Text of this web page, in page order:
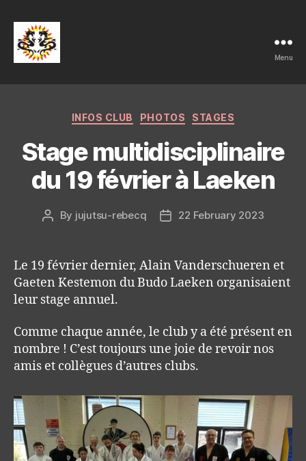
Ko-
Bu-
Jutsu
Rebecq
Menu
Categories
INFOS CLUB PHOTOS STAGES
Stage multidisciplinaire
du 19 février à Laeken
Post
By jujutsu-rebecq
Post22 February 2023
Le 19 février dernier, Alain Vanderschueren et
Gaeten Kestemon du Budo Laeken organisaient
leur stage annuel.
Comme chaque année, le club y a été présent en
nombre ! C’est toujours une joie de revoir nos
amis et collègues d’autres clubs.